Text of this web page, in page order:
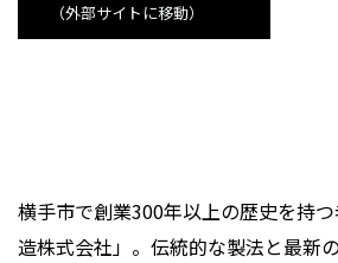
（外部サイトに移動）
横手市で創業300年以上の歴史を持
造株式会社」。伝統的な製法と最新